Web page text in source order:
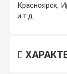
Красноярск,
и т.д.